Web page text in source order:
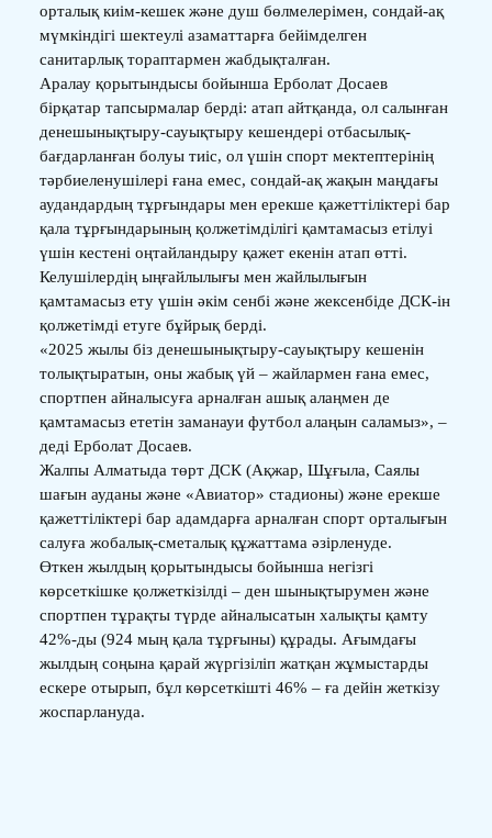
орталық киім-кешек және душ бөлмелерімен, сондай-ақ
мүмкіндігі шектеулі азаматтарға бейімделген
санитарлық тораптармен жабдықталған.
Аралау қорытындысы бойынша Ерболат Досаев
бірқатар тапсырмалар берді: атап айтқанда, ол салынған
денешынықтыру-сауықтыру кешендері отбасылық-
бағдарланған болуы тиіс, ол үшін спорт мектептерінің
тәрбиеленушілері ғана емес, сондай-ақ жақын маңдағы
аудандардың тұрғындары мен ерекше қажеттіліктері бар
қала тұрғындарының қолжетімділігі қамтамасыз етілуі
үшін кестені оңтайландыру қажет екенін атап өтті.
Келушілердің ыңғайлылығы мен жайлылығын
қамтамасыз ету үшін әкім сенбі және жексенбіде ДСК-ін
қолжетімді етуге бұйрық берді.
«2025 жылы біз денешынықтыру-сауықтыру кешенін
толықтыратын, оны жабық үй – жайлармен ғана емес,
спортпен айналысуға арналған ашық алаңмен де
қамтамасыз ететін заманауи футбол алаңын саламыз», –
деді Ерболат Досаев.
Жалпы Алматыда төрт ДСК (Ақжар, Шұғыла, Саялы
шағын ауданы және «Авиатор» стадионы) және ерекше
қажеттіліктері бар адамдарға арналған спорт орталығын
салуға жобалық-сметалық құжаттама әзірленуде.
Өткен жылдың қорытындысы бойынша негізгі
көрсеткішке қолжеткізілді – ден шынықтырумен және
спортпен тұрақты түрде айналысатын халықты қамту
42%-ды (924 мың қала тұрғыны) құрады. Ағымдағы
жылдың соңына қарай жүргізіліп жатқан жұмыстарды
ескере отырып, бұл көрсеткішті 46% – ға дейін жеткізу
жоспарлануда.